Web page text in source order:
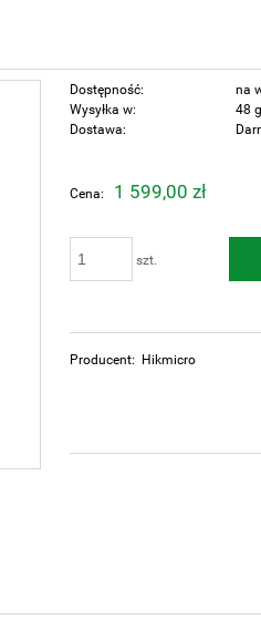
Dostępność:
na
Wysyłka w:
48
Dostawa:
płatnościCena: 1 599,00 zł
szt.
Producent: Hikmicro